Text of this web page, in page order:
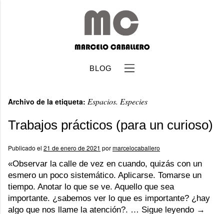
BLOG
Archivo de la etiqueta: Espacios. Especies
Trabajos prácticos (para un curioso)
Publicado el 21 de enero de 2021 pormarcelocaballero
«Observar la calle de vez en cuando, quizás con un
esmero un poco sistemático. Aplicarse. Tomarse un
tiempo. Anotar lo que se ve. Aquello que sea
importante. ¿sabemos ver lo que es importante? ¿hay
algo que nos llame la atención?. … Sigue leyendo →